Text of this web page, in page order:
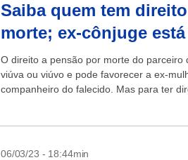
Saiba quem tem
morte; ex-cônjuge
O direito a pensão por morte do parceiro
viúva ou viúvo e pode favorecer a ex-
companheiro do falecido. Mas para ter
06/03/23 - 18:44min